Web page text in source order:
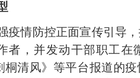
疫情防控正面宣传引导
者，并发动干部职工在
桐清风》等平台报道的